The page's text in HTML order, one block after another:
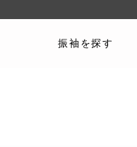
振袖を探す